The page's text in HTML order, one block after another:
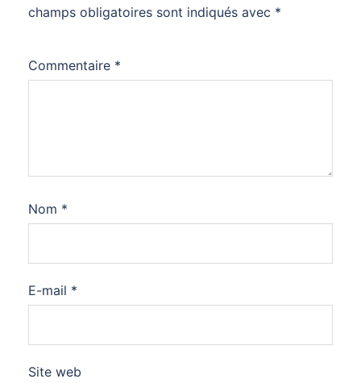
champs obligatoires sont indiqués avec *
Commentaire *
Nom *
E-mail *
Site web